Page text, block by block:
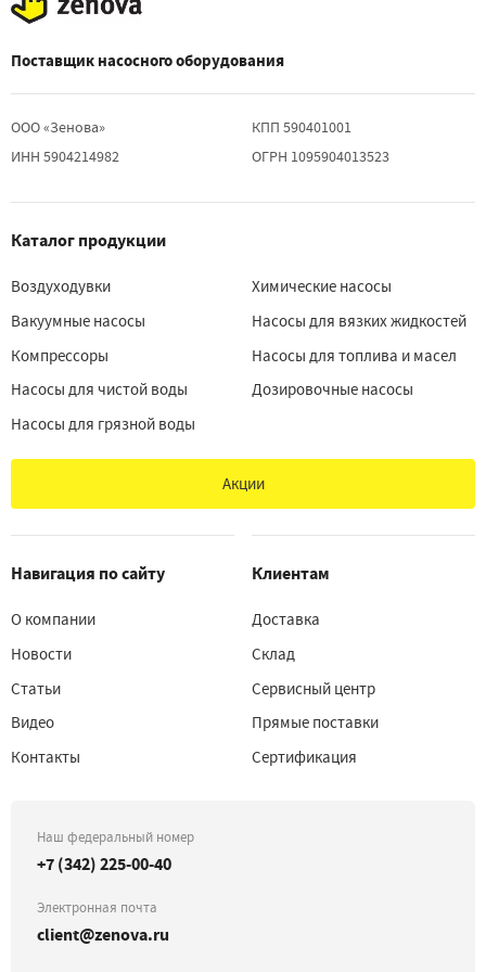
Поставщик насосного оборудования
ООО «Зенова»
ИНН 5904214982
КПП 590401001
ОГРН 1095904013523
Каталог продукции
Воздуходувки
Вакуумные насосы
Компрессоры
Насосы для чистой воды
Насосы для грязной воды
Химические насосы
Насосы для вязких жидкостей
Насосы для топлива и масел
Дозировочные насосы
Акции
Навигация по сайту
О компании
Новости
Статьи
Видео
Контакты
Клиентам
Доставка
Склад
Сервисный центр
Прямые поставки
Сертификация
Наш федеральный номер
+7 (342) 225-00-40
Электронная почта
client@zenova.ru